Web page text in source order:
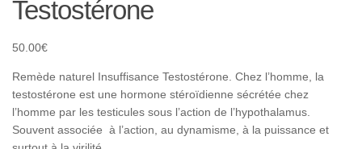
Testostérone
50.00€
Remède naturel Insuffisance Testostérone. Chez l’homme, la
testostérone est une hormone stéroïdienne sécrétée chez
l’homme par les testicules sous l’action de l’hypothalamus.
Souvent associée à l’action, au dynamisme, à la puissance et